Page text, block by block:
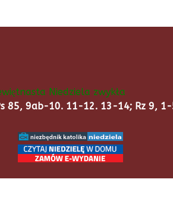
Niedziela zwykła
85, 9ab-10. 11-12. 13-14; Rz 9, 1-